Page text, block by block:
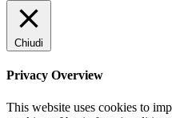
Chiudi
Privacy Overview
This website uses cookies to